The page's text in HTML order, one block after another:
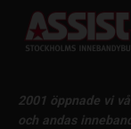
2001 öppnade vi
och andas